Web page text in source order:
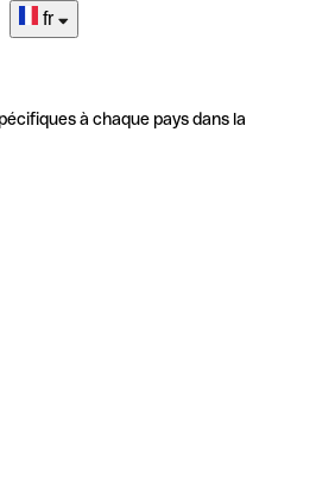
fr
à chaque pays dans la